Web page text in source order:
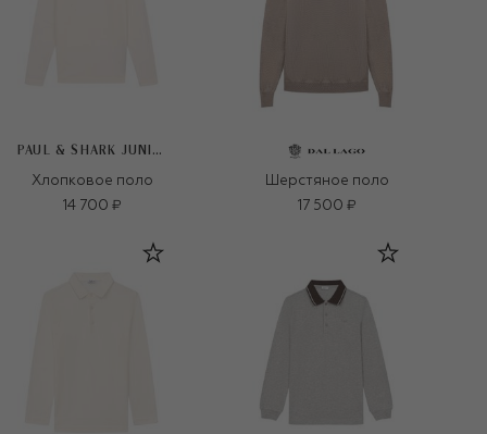
PAUL & SHARK JUNIOR
Хлопковое поло
14 700 ₽
Шерстяное поло
17 500 ₽